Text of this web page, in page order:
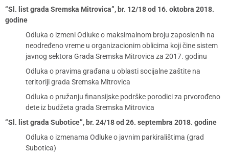
“Sl. list grada Sremska Mitrovica”, br. 12/18 od 16. oktobra 2018.
godine
Odluka o izmeni Odluke o maksimalnom broju zaposlenih na
neodređeno vreme u organizacionim oblicima koji čine sistem
javnog sektora Grada Sremska Mitrovica za 2017. godinu
Odluka o pravima građana u oblasti socijalne zaštite na
teritoriji grada Sremska Mitrovica
Odluka o pružanju finansijske podrške porodici za prvorođeno
dete iz budžeta grada Sremska Mitrovica
“Sl. list grada Subotice”, br. 24/18 od 26. septembra 2018. godine
Odluka o izmenama Odluke o javnim parkiralištima (grad
Subotica)